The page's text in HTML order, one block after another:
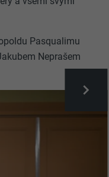
Pasqualimu
Neprašem